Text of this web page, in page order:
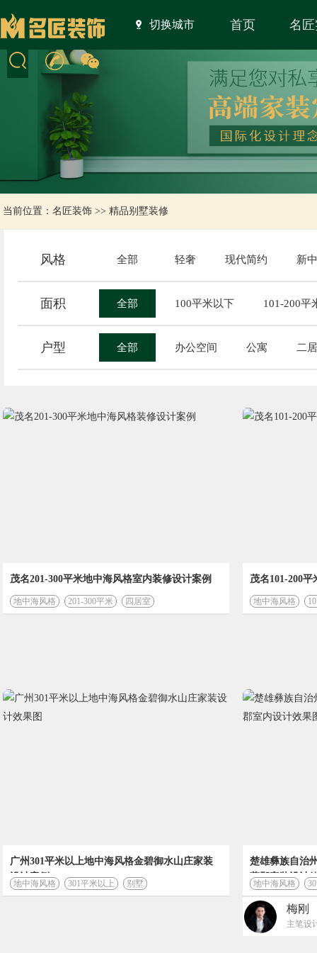
切换城市 首页 名
当前位置： 名匠装饰>> 精品别墅装修
风格 全部 轻奢 现代简约 新
面积 全部 100平米以下 101-200平
户型 全部 办公空间 公寓 二
茂名201-300平米地中海风格室内装修设计案例
地中海风格 201-300平米 四居室
茂名101-200
地中海风格
广州301平米以上地中海风格金碧御水山庄家装
设计案例
地中海风格 301平米以上 别墅
楚雄彝族自治
蓝郡家装设计
地中海风格
梅刚
主笔设